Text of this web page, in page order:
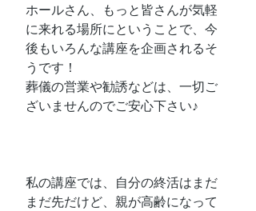
ホールさん、もっと皆さんが気軽
に来れる場所にということで、今
後もいろんな講座を企画されるそ
うです！
葬儀の営業や勧誘などは、一切ご
ざいませんのでご安心下さい♪
私の講座では、自分の終活はまだ
まだ先だけど、親が高齢になって